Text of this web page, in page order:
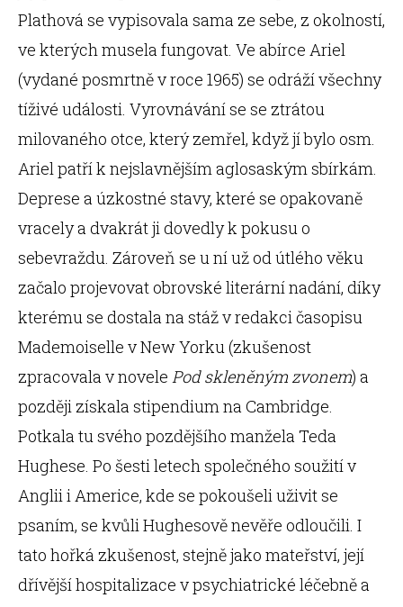
Plathová se vypisovala sama ze sebe, z okolností,
ve kterých musela fungovat. Ve abírce Ariel
(vydané posmrtně v roce 1965) se odráží všechny
tíživé události. Vyrovnávání se se ztrátou
milovaného otce, který zemřel, když jí bylo osm.
Ariel patří k nejslavnějším aglosaským sbírkám.
Deprese a úzkostné stavy, které se opakovaně
vracely a dvakrát ji dovedly k pokusu o
sebevraždu. Zároveň se u ní už od útlého věku
začalo projevovat obrovské literární nadání, díky
kterému se dostala na stáž v redakci časopisu
Mademoiselle v New Yorku (zkušenost
zpracovala v novele Pod skleněným zvonem) a
později získala stipendium na Cambridge.
Potkala tu svého pozdějšího manžela Teda
Hughese. Po šesti letech společného soužití v
Anglii i Americe, kde se pokoušeli uživit se
psaním, se kvůli Hughesově nevěře odloučili. I
tato hořká zkušenost, stejně jako mateřství, její
dřívější hospitalizace v psychiatrické léčebně a